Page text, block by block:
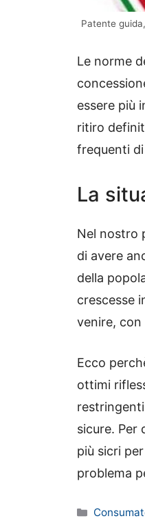
Patente
Le norme
essere più
ritiro
frequenti
La
Nel nostro
di avere
della
crescesse
venire, con
Ecco
ottimi
sicure. Per
più sicri
problema
Categorie